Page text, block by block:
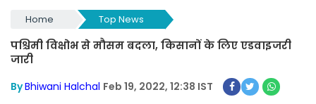
Home Top News
पश्चिमी विक्षोभ से मौसम बदला, किसानों के लिए एडवाइजरी
जारी
ByBhiwani Halchal Feb 19, 2022, 12:38 IST